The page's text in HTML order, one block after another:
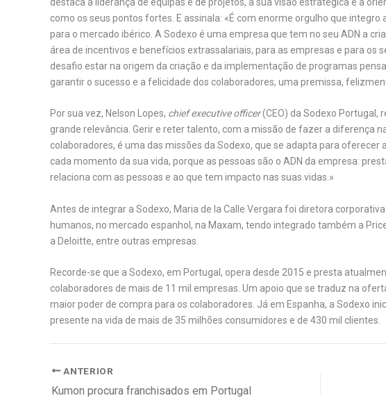
como os seus pontos fortes. E assinala: «É com enorme orgulho que integro
para o mercado ibérico. A Sodexo é uma empresa que tem no seu ADN a
área de incentivos e benefícios extrassalariais, para as empresas e para os
desafio estar na origem da criação e da implementação de programas
garantir o sucesso e a felicidade dos colaboradores, uma premissa,
Por sua vez, Nelson Lopes, chief executive officer(CEO) da Sodexo Portugal,
grande relevância. Gerir e reter talento, com a missão de fazer a diferença
colaboradores, é uma das missões da Sodexo, que se adapta para oferecer
cada momento da sua vida, porque as pessoas são o ADN da empresa:
relaciona com as pessoas e ao que tem impacto nas suas vidas.»
Antes de integrar a Sodexo, Maria de la Calle Vergara foi diretora
humanos, no mercado espanhol, na Maxam, tendo integrado também a
a Deloitte, entre outras empresas.
Recorde-se que a Sodexo, em Portugal, opera desde 2015 e presta
colaboradores de mais de 11 mil empresas. Um apoio que se traduz na
maior poder de compra para os colaboradores. Já em Espanha, a Sodexo
presente na vida de mais de 35 milhões consumidores e de 430 mil clientes.
ANTERIOR
Kumon procura franchisados em Portugal